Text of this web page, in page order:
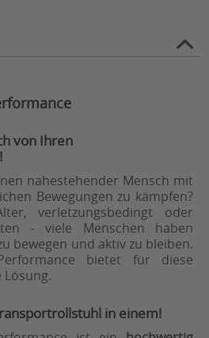
von Ihren
nahestehender Mensch mit
Bewegungen zu kämpfen?
verletzungsbedingt oder
- viele Menschen haben
bewegen und aktiv zu bleiben.
bietet für diese
in einem!